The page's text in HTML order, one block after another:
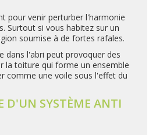
pour venir perturber l'harmonie
Surtout si vous habitez sur un
soumise à de fortes rafales.
dans l'abri peut provoquer des
la toiture qui forme un ensemble
comme une voile sous l'effet du
D'UN SYSTÈME ANTI